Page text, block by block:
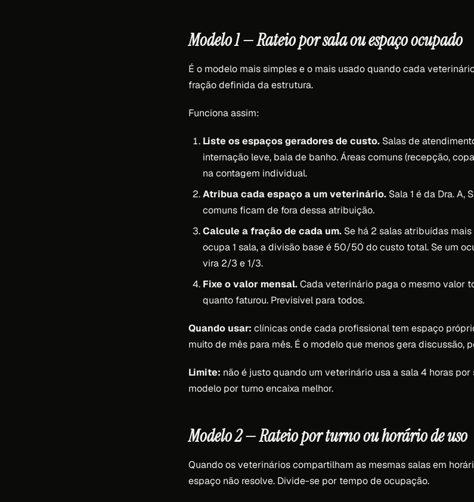
Modelo 1 — Rateio por sala ou espaço ocupado
É o modelo mais simples e o mais usado quando cada
fração definida da estrutura.
Funciona assim:
Liste os espaços geradores de custo. Salas de
internação leve, baia de banho. Áreas comuns (recepção,
na contagem individual.
Atribua cada espaço a um veterinário. Sala 1 é da Dra. A,
comuns ficam de fora dessa atribuição.
Calcule a fração de cada um. Se há 2 salas atribuídas
ocupa 1 sala, a divisão base é 50/50 do custo total. Se um
vira 2/3 e 1/3.
Fixe o valor mensal.Cada veterinário paga o mesmo valor
quanto faturou. Previsível para todos.
Quando usar: clínicas onde cada profissional tem espaço
muito de mês para mês. É o modelo que menos gera discussão,
Limite: não é justo quando um veterinário usa a sala 4 horas
modelo por turno encaixa melhor.
Modelo 2 — Rateio por turno ou horário de uso
Quando os veterinários compartilham as mesmas salas em
espaço não resolve. Divide-se por tempo de ocupação.